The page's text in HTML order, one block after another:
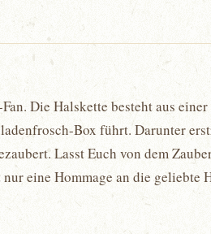
Die Halskette besteht aus
Box führt. Darunter
Lasst Euch von dem
eine Hommage an die geliebte